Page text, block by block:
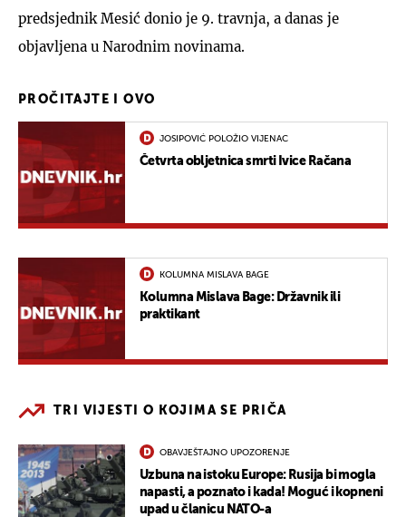
predsjednik Mesić donio je 9. travnja, a danas je
objavljena u Narodnim novinama.
PROČITAJTE I OVO
JOSIPOVIĆ POLOŽIO VIJENAC
Četvrta obljetnica smrti Ivice Račana
KOLUMNA MISLAVA BAGE
Kolumna Mislava Bage: Državnik ili
praktikant
TRI VIJESTI O KOJIMA SE PRIČA
OBAVJEŠTAJNO UPOZORENJE
Uzbuna na istoku Europe: Rusija bi mogla
napasti, a poznato i kada! Moguć i kopneni
upad u članicu NATO-a